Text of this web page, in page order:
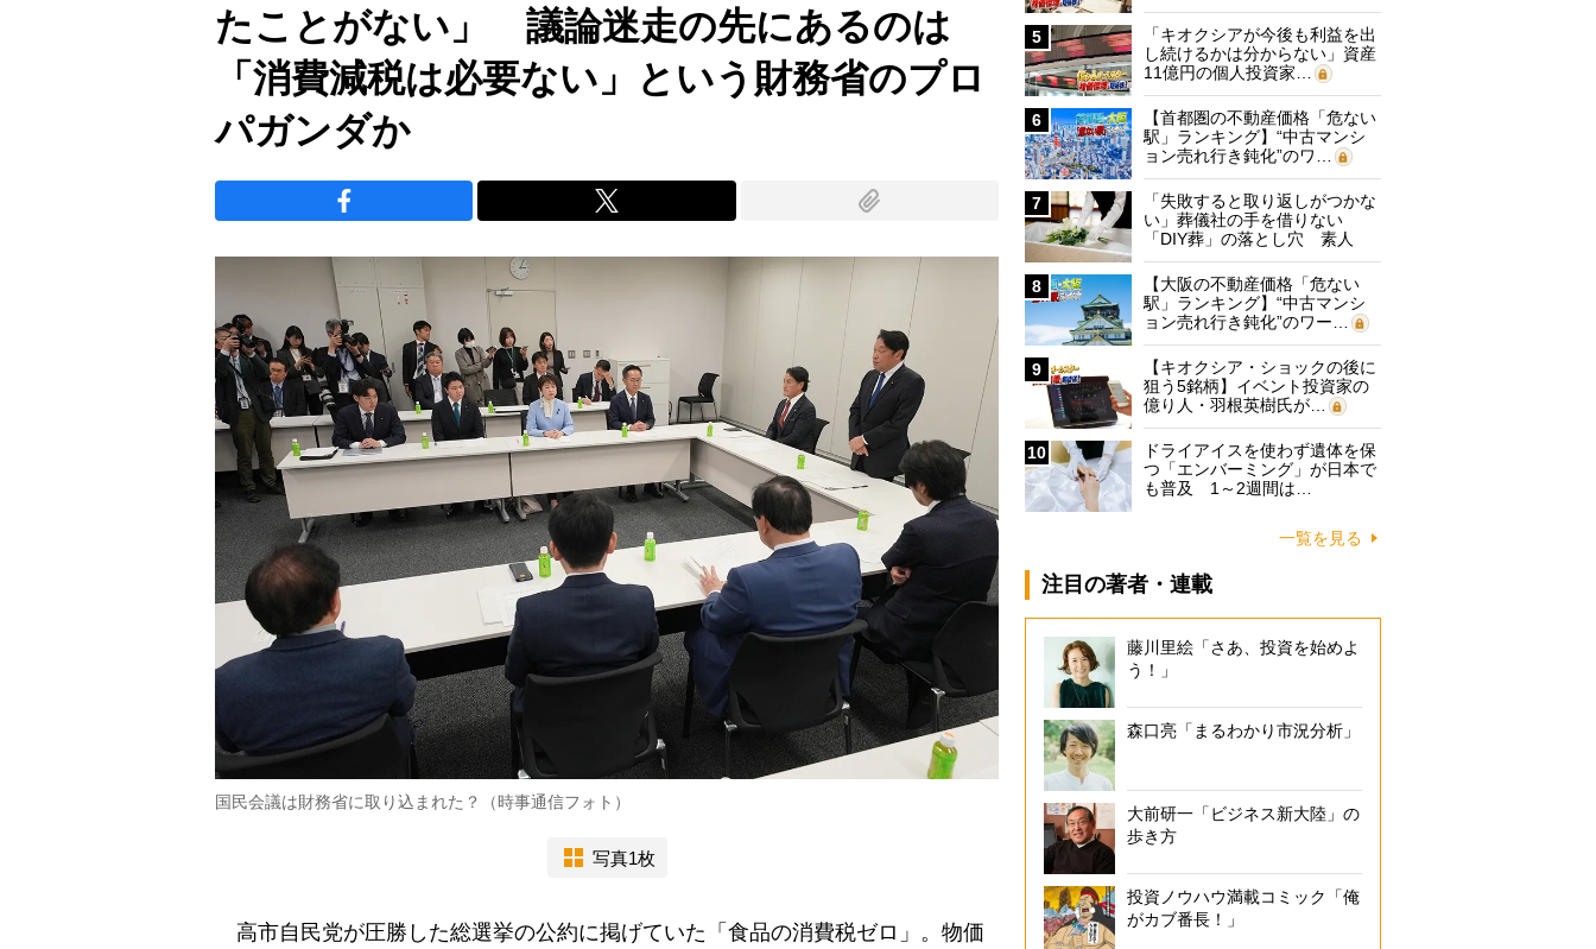
たことがない」 議論迷走の先にあるのは
「消費減税は必要ない」という財務省のプロ
パガンダか
国民会議は財務省に取り込まれた？（時事通信フォト）
写真1枚
高市自民党が圧勝した総選挙の公約に掲げていた「食品の消費税ゼロ」。物価
5
「キオクシアが今後も利益を出
し続けるかは分からない」資産
11億円の個人投資家…
6
【首都圏の不動産価格「危ない
駅」ランキング】“中古マンシ
ョン売れ行き鈍化”のワ…
7
「失敗すると取り返しがつかな
い」葬儀社の手を借りない
「DIY葬」の落とし穴 素人
に…
8
【大阪の不動産価格「危ない
駅」ランキング】“中古マンシ
ョン売れ行き鈍化”のワー…
9
【キオクシア・ショックの後に
狙う5銘柄】イベント投資家の
億り人・羽根英樹氏が…
10
ドライアイスを使わず遺体を保
つ「エンバーミング」が日本で
も普及 1～2週間は…
一覧を見る
注目の著者・連載
藤川里絵「さあ、投資を始めよ
う！」
森口亮「まるわかり市況分析」
大前研一「ビジネス新大陸」の
歩き方
投資ノウハウ満載コミック「俺
がカブ番長！」